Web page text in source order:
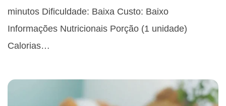
minutos Dificuldade: Baixa Custo: Baixo
Informações Nutricionais Porção (1 unidade)
Calorias…